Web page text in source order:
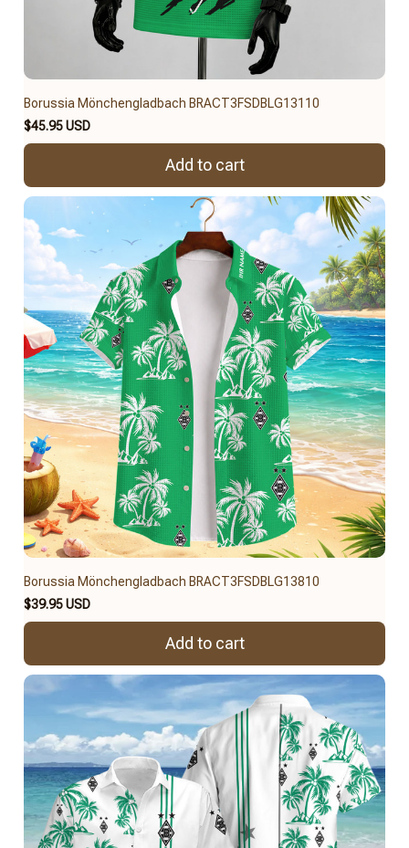
Borussia Mönchengladbach BRACT3FSDBLG13110
$45.95 USD
Add to cart
Borussia Mönchengladbach BRACT3FSDBLG13810
$39.95 USD
Add to cart